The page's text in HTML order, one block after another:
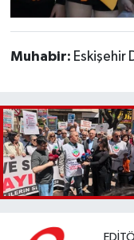
Muhabir: Eskişehir